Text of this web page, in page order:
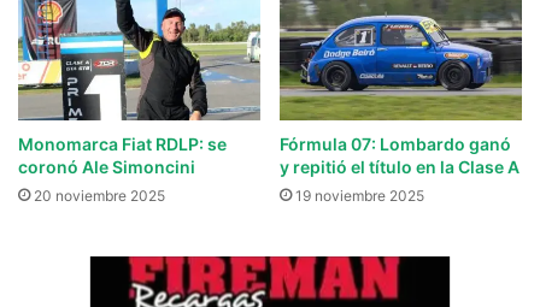
Monomarca Fiat RDLP: se
coronó Ale Simoncini
20 noviembre 2025
Fórmula 07: Lombardo ganó
y repitió el título en la Clase A
19 noviembre 2025